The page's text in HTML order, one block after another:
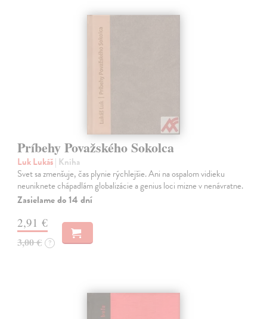
Príbehy Považského Sokolca
Luk Lukáš| Kniha
Svet sa zmenšuje, čas plynie rýchlejšie. Ani na ospalom vidieku
neuniknete chápadlám globalizácie a genius loci mizne v nenávratne.
Zasielame do 14 dní
2,91 €
3,00 € ?